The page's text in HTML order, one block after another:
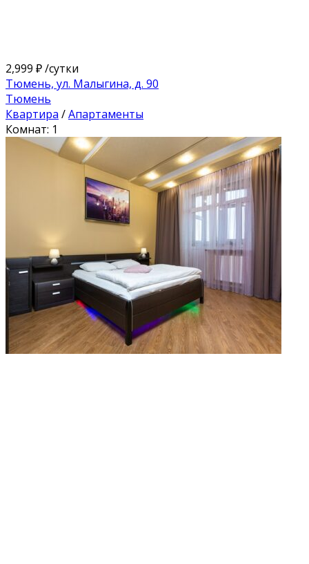
2,999 ₽/сутки
Тюмень, ул. Малыгина, д. 90
Тюмень
Квартира /Апартаменты
Комнат: 1